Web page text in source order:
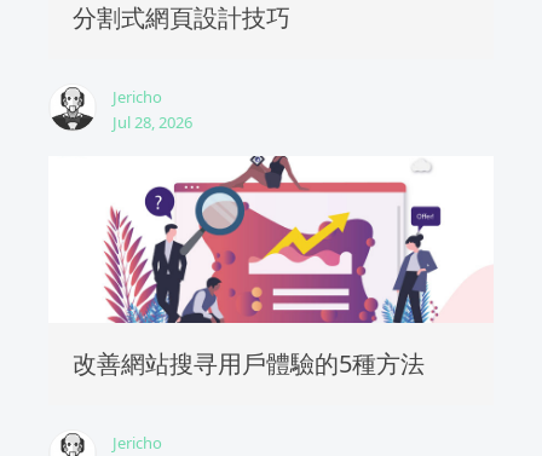
分割式網頁設計技巧
Jericho
Jul 28, 2026
改善網站搜寻用戶體驗的5種方法
Jericho